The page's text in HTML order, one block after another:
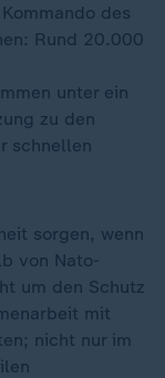
des
Rund 20.000
unter ein
zu den
schnellen
sorgen, wenn
von Nato-
um den Schutz
mit
nicht nur im